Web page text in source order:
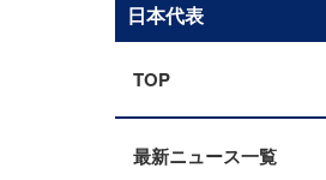
日本代表
TOP
最新ニュース一覧